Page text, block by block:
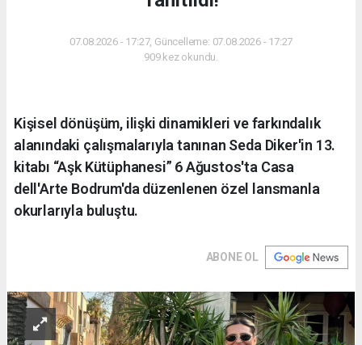
07.08.2026 - 17:27, Güncelleme: 07.08.2026 - 17:27
909 kez okundu.
Kişisel dönüşüm, ilişki dinamikleri ve farkındalık
alanındaki çalışmalarıyla tanınan Seda Diker'in 13.
kitabı “Aşk Kütüphanesi” 6 Ağustos'ta Casa
dell'Arte Bodrum'da düzenlenen özel lansmanla
okurlarıyla buluştu.
ABONE OL